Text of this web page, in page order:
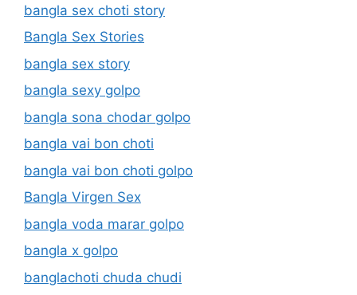
bangla sex choti story
Bangla Sex Stories
bangla sex story
bangla sexy golpo
bangla sona chodar golpo
bangla vai bon choti
bangla vai bon choti golpo
Bangla Virgen Sex
bangla voda marar golpo
bangla x golpo
banglachoti chuda chudi